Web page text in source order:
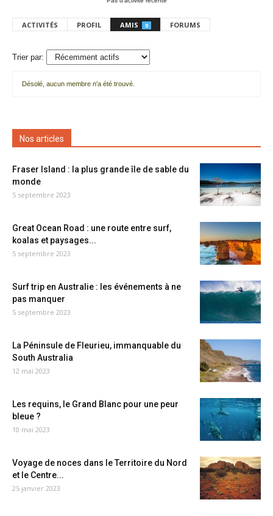
ACTIVITÉS PROFIL AMIS 0 FORUMS
Trier par:
amis
Désolé, aucun membre n'a été trouvé.
Nos articles
Fraser Island : la plus grande île de sable du
monde
5 septembre 2023
Great Ocean Road : une route entre surf,
koalas et paysages...
5 septembre 2023
Surf trip en Australie : les événements à ne
pas manquer
5 septembre 2023
La Péninsule de Fleurieu, immanquable du
South Australia
12 mai 2023
Les requins, le Grand Blanc pour une peur
bleue ?
10 mai 2023
Voyage de noces dans le Territoire du Nord
et le Centre...
25 janvier 2023